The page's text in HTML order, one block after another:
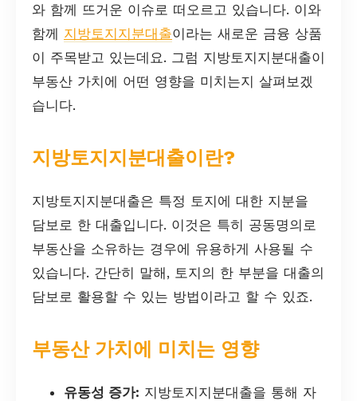
와 함께 뜨거운 이슈로 떠오르고 있습니다. 이와
함께 지방토지지분대출이라는 새로운 금융 상품
이 주목받고 있는데요. 그럼 지방토지지분대출이
부동산 가치에 어떤 영향을 미치는지 살펴보겠
습니다.
지방토지지분대출이란?
지방토지지분대출은 특정 토지에 대한 지분을
담보로 한 대출입니다. 이것은 특히 공동명의로
부동산을 소유하는 경우에 유용하게 사용될 수
있습니다. 간단히 말해, 토지의 한 부분을 대출의
담보로 활용할 수 있는 방법이라고 할 수 있죠.
부동산 가치에 미치는 영향
유동성 증가: 지방토지지분대출을 통해 자